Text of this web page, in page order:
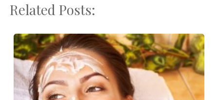
Related Posts: